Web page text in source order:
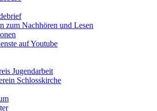
zum Nachhören und Lesen
auf Youtube
Jugendarbeit
Schlosskirche